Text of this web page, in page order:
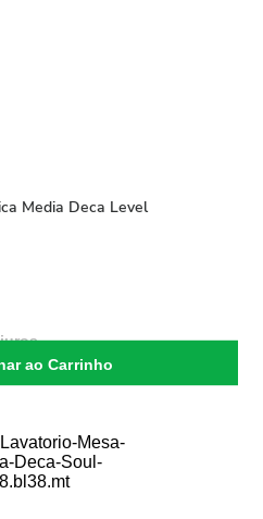
Media Deca Level
ao Carrinho